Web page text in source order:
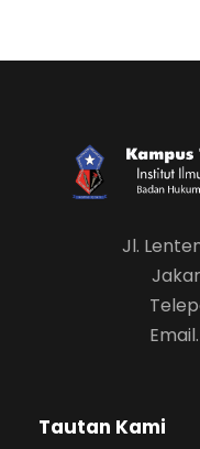
Jl.
Email.
Tautan Kami